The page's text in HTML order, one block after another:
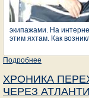
экипажами. На
этим яхтам. Как
Подробнее
ХРОНИКА
ЧЕРЕЗ